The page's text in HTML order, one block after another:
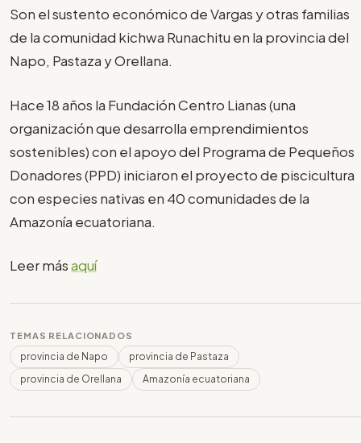
Son el sustento económico de Vargas y otras familias
de la comunidad kichwa Runachitu en la provincia del
Napo, Pastaza y Orellana.
Hace 18 años la Fundación Centro Lianas (una
organización que desarrolla emprendimientos
sostenibles) con el apoyo del Programa de Pequeños
Donadores (PPD) iniciaron el proyecto de piscicultura
con especies nativas en 40 comunidades de la
Amazonía ecuatoriana.
Leer másaquí
TEMAS RELACIONADOS
provincia de Napo
provincia de Pastaza
provincia de Orellana
Amazonía ecuatoriana